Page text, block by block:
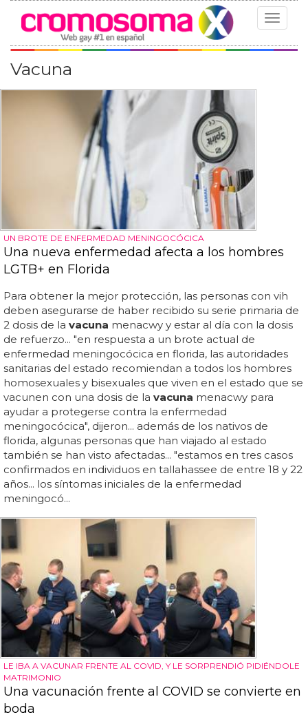
Toggle
Vacuna
UN BROTE DE ENFERMEDAD MENINGOCÓCICA
Una nueva enfermedad afecta a los hombres
LGTB+ en Florida
Para obtener la mejor protección, las personas con vih
deben asegurarse de haber recibido su serie primaria de
2 dosis de la vacuna menacwy y estar al día con la dosis
de refuerzo... "en respuesta a un brote actual de
enfermedad meningocócica en florida, las autoridades
sanitarias del estado recomiendan a todos los hombres
homosexuales y bisexuales que viven en el estado que se
vacunen con una dosis de la vacuna menacwy para
ayudar a protegerse contra la enfermedad
meningocócica", dijeron... además de los nativos de
florida, algunas personas que han viajado al estado
también se han visto afectadas... "estamos en tres casos
confirmados en individuos en tallahassee de entre 18 y 22
años... los síntomas iniciales de la enfermedad
meningocó...
LE IBA A VACUNAR FRENTE AL COVID, Y LE SORPRENDIÓ PIDIÉNDOLE
MATRIMONIO
Una vacunación frente al COVID se convierte en
boda